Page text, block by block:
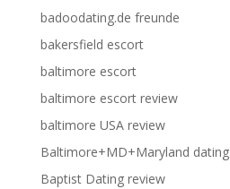
badoodating.de freunde
bakersfield escort
baltimore escort
baltimore escort review
baltimore USA review
Baltimore+MD+Maryland dating
Baptist Dating review